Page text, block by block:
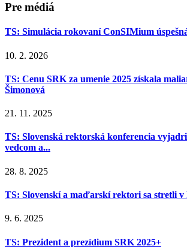
Pre médiá
TS: Simulácia rokovaní ConSIMium
10. 2. 2026
TS: Cenu SRK za umenie 2025 získala
Šimonová
21. 11. 2025
TS: Slovenská rektorská konferencia
vedcom a...
28. 8. 2025
TS: Slovenskí a maďarskí rektori sa stretli v
9. 6. 2025
TS: Prezident a prezídium SRK 2025+